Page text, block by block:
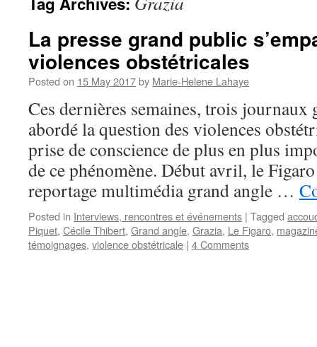
La presse grand public
violences obstétricales
Posted on 15 May 2017by Marie-Helene Lahaye
Ces dernières semaines, trois
abordé la question des violences
prise de conscience de plus en plus
de ce phénomène. Début avril, le
reportage multimédia grand angle …
Posted in Interviews, rencontres et événements | Tagged
Piquet, Cécile Thibert, Grand angle, Grazia, Le Figaro,
témoignages, violence obstétricale | 4 Comments